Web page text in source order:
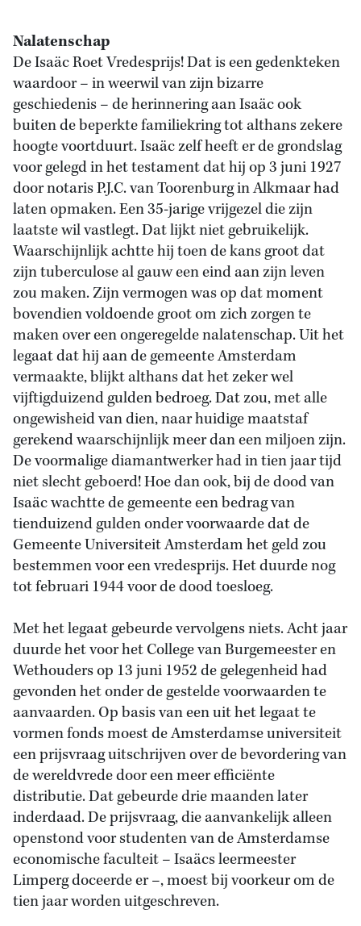
Nalatenschap
De Isaäc Roet Vredesprijs! Dat is een gedenkteken
waardoor – in weerwil van zijn bizarre
geschiedenis – de herinnering aan Isaäc ook
buiten de beperkte familiekring tot althans zekere
hoogte voortduurt. Isaäc zelf heeft er de grondslag
voor gelegd in het testament dat hij op 3 juni 1927
door notaris P.J.C. van Toorenburg in Alkmaar had
laten opmaken. Een 35-jarige vrijgezel die zijn
laatste wil vastlegt. Dat lijkt niet gebruikelijk.
Waarschijnlijk achtte hij toen de kans groot dat
zijn tuberculose al gauw een eind aan zijn leven
zou maken. Zijn vermogen was op dat moment
bovendien voldoende groot om zich zorgen te
maken over een ongeregelde nalatenschap. Uit het
legaat dat hij aan de gemeente Amsterdam
vermaakte, blijkt althans dat het zeker wel
vijftigduizend gulden bedroeg. Dat zou, met alle
ongewisheid van dien, naar huidige maatstaf
gerekend waarschijnlijk meer dan een miljoen zijn.
De voormalige diamantwerker had in tien jaar tijd
niet slecht geboerd! Hoe dan ook, bij de dood van
Isaäc wachtte de gemeente een bedrag van
tienduizend gulden onder voorwaarde dat de
Gemeente Universiteit Amsterdam het geld zou
bestemmen voor een vredesprijs. Het duurde nog
tot februari 1944 voor de dood toesloeg.
Met het legaat gebeurde vervolgens niets. Acht jaar
duurde het voor het College van Burgemeester en
Wethouders op 13 juni 1952 de gelegenheid had
gevonden het onder de gestelde voorwaarden te
aanvaarden. Op basis van een uit het legaat te
vormen fonds moest de Amsterdamse universiteit
een prijsvraag uitschrijven over de bevordering van
de wereldvrede door een meer efficiënte
distributie. Dat gebeurde drie maanden later
inderdaad. De prijsvraag, die aanvankelijk alleen
openstond voor studenten van de Amsterdamse
economische faculteit – Isaäcs leermeester
Limperg doceerde er –, moest bij voorkeur om de
tien jaar worden uitgeschreven.